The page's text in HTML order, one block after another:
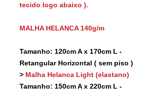
tecido logo abaixo ).
MALHA HELANCA 140g/m
Tamanho: 120cm A x 170cm L -
Retangular Horizontal ( sem piso )
> Malha Helanca Light (elastano)
Tamanho: 150cm A x 220cm L -